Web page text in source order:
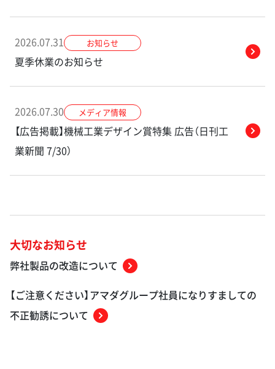
2026.07.31 お知らせ
夏季休業のお知らせ
2026.07.30 メディア情報
【広告掲載】機械工業デザイン賞特集 広告（日刊工
業新聞 7/30）
大切なお知らせ
弊社製品の改造について
【ご注意ください】アマダグループ社員になりすましての
不正勧誘について